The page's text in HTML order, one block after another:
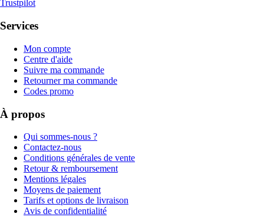
Trustpilot
Services
Mon compte
Centre d'aide
Suivre ma commande
Retourner ma commande
Codes promo
À propos
Qui sommes-nous ?
Contactez-nous
Conditions générales de vente
Retour & remboursement
Mentions légales
Moyens de paiement
Tarifs et options de livraison
Avis de confidentialité